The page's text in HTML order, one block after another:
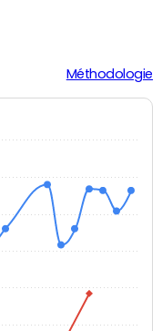
Méthodologie